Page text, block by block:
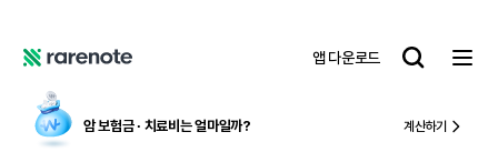
노
앱 다운로드
레
트
암 보험금 ∙ 치료비 는 얼마일까? 계산하기